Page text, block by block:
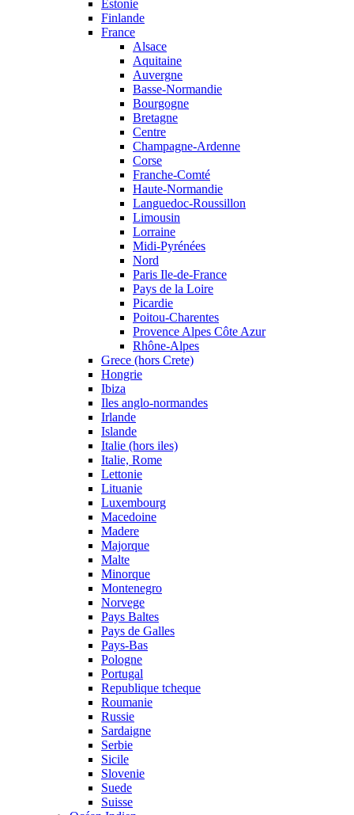
Estonie
Finlande
France
Alsace
Aquitaine
Auvergne
Basse-Normandie
Bourgogne
Bretagne
Centre
Champagne-Ardenne
Corse
Franche-Comté
Haute-Normandie
Languedoc-Roussillon
Limousin
Lorraine
Midi-Pyrénées
Nord
Paris Ile-de-France
Pays de la Loire
Picardie
Poitou-Charentes
Provence Alpes Côte Azur
Rhône-Alpes
Grece (hors Crete)
Hongrie
Ibiza
Iles anglo-normandes
Irlande
Islande
Italie (hors iles)
Italie, Rome
Lettonie
Lituanie
Luxembourg
Macedoine
Madere
Majorque
Malte
Minorque
Montenegro
Norvege
Pays Baltes
Pays de Galles
Pays-Bas
Pologne
Portugal
Republique tcheque
Roumanie
Russie
Sardaigne
Serbie
Sicile
Slovenie
Suede
Suisse